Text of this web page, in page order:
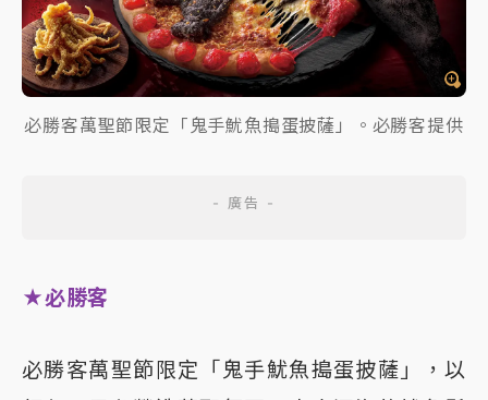
必勝客萬聖節限定「鬼手魷魚搗蛋披薩」。必勝客提供
★必勝客
必勝客萬聖節限定「鬼手魷魚搗蛋披薩」，以